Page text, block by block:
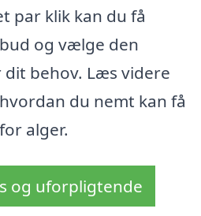
par klik kan du få
og vælge den
behov. Læs videre
du nemt kan få
alger.
og uforpligtende